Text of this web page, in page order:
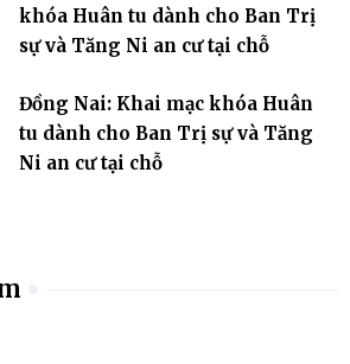
khóa Huân tu dành cho Ban Trị
sự và Tăng Ni an cư tại chỗ
Đồng Nai: Khai mạc khóa Huân
tu dành cho Ban Trị sự và Tăng
Ni an cư tại chỗ